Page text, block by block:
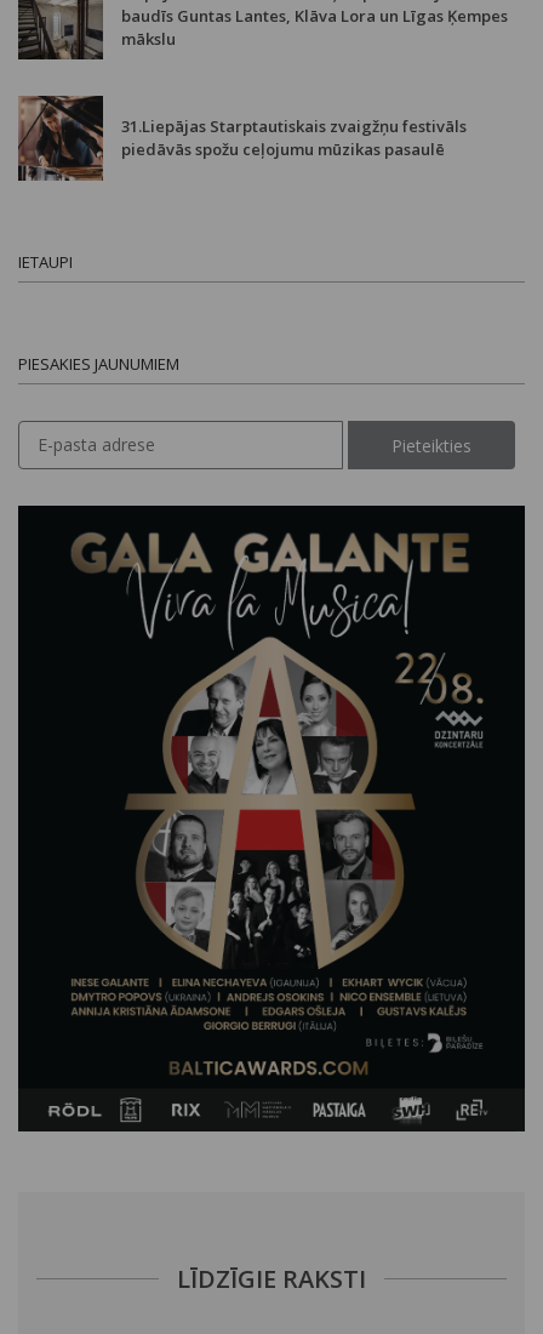
baudīs Guntas Lantes, Klāva Lora un Līgas Ķempes
mākslu
31.Liepājas Starptautiskais zvaigžņu festivāls
piedāvās spožu ceļojumu mūzikas pasaulē
IETAUPI
PIESAKIES JAUNUMIEM
Pieteikties
LĪDZĪGIE RAKSTI